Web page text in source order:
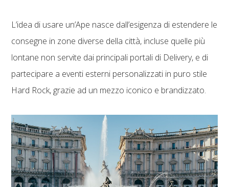
L’idea di usare un’Ape nasce dall’esigenza di estendere le
consegne in zone diverse della città, incluse quelle più
lontane non servite dai principali portali di Delivery, e di
partecipare a eventi esterni personalizzati in puro stile
Hard Rock, grazie ad un mezzo iconico e brandizzato.